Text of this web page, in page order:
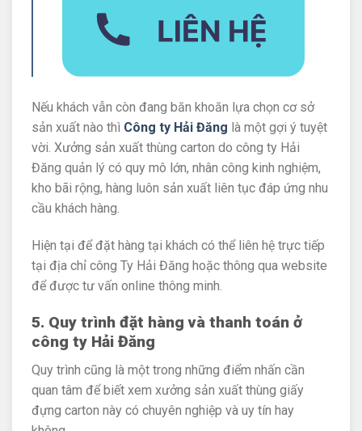
Nếu khách vẫn còn đang băn khoăn lựa chọn cơ sở
sản xuất nào thì Công ty Hải Đăng là một gợi ý tuyệt
vời. Xưởng sản xuất thùng carton do công ty Hải
Đăng quản lý có quy mô lớn, nhân công kinh nghiệm,
kho bãi rộng, hàng luôn sản xuất liên tục đáp ứng nhu
cầu khách hàng.
Hiện tại để đặt hàng tại khách có thể liên hệ trực tiếp
tại địa chỉ công Ty Hải Đăng hoặc thông qua website
để được tư vấn online thông minh.
5. Quy trình đặt hàng và thanh toán ở
công ty Hải Đăng
Quy trình cũng là một trong những điểm nhấn cần
quan tâm để biết xem xưởng sản xuất thùng giấy
đựng carton này có chuyên nghiệp và uy tín hay